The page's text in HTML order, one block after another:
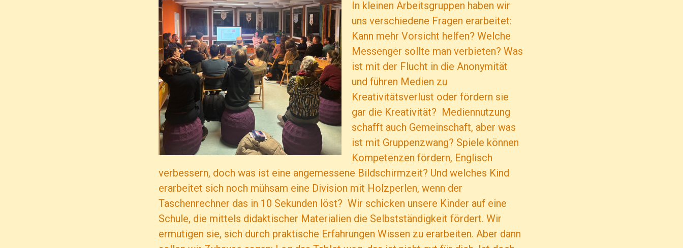
In kleinen Arbeitsgruppen haben wir
uns verschiedene Fragen erarbeitet:
Kann mehr Vorsicht helfen? Welche
Messenger sollte man verbieten? Was
ist mit der Flucht in die Anonymität
und führen Medien zu
Kreativitätsverlust oder fördern sie
gar die Kreativität? Mediennutzung
schafft auch Gemeinschaft, aber was
ist mit Gruppenzwang? Spiele können
Kompetenzen fördern, Englisch
verbessern, doch was ist eine angemessene Bildschirmzeit? Und welches Kind
erarbeitet sich noch mühsam eine Division mit Holzperlen, wenn der
Taschenrechner das in 10 Sekunden löst? Wir schicken unsere Kinder auf eine
Schule, die mittels didaktischer Materialien die Selbstständigkeit fördert. Wir
ermutigen sie, sich durch praktische Erfahrungen Wissen zu erarbeiten. Aber dann